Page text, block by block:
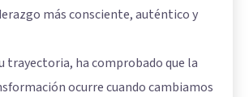
más consciente, auténtico y
trayectoria, ha comprobado que la
ocurre cuando cambiamos